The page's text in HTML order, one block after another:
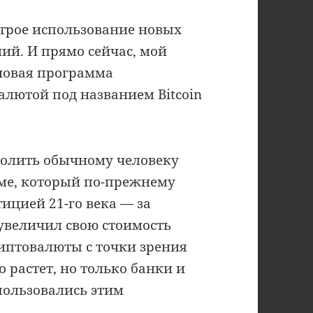
использование новых
И прямо сейчас, мой
программа
под названием Bitcoin
обычному человеку
который по-прежнему
21-го века — за
свою стоимость
с точки зрения
но только банки и
этим